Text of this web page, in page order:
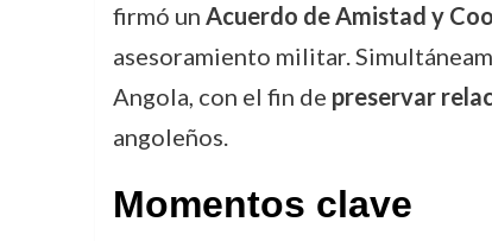
firmó un Acuerdo de Amistad y
asesoramiento militar.
Angola, con el fin de preservar
angoleños.
Momentos clave